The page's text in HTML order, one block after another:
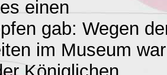
einen
gab: Wegen
im Museum war